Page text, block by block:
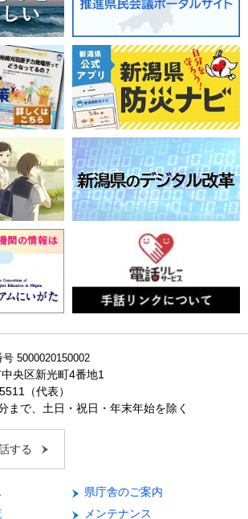
号 5000020150002
央区新光町4番地1
（代表）
まで、土日・祝日・年末年始を除く
する
県庁舎のご案内
メンテナンス